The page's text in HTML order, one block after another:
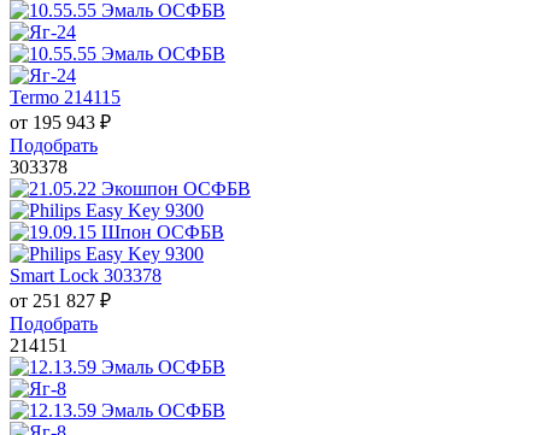
Termo 214115
от 195 943 ₽
Подобрать
303378
Smart Lock 303378
от 251 827 ₽
Подобрать
214151